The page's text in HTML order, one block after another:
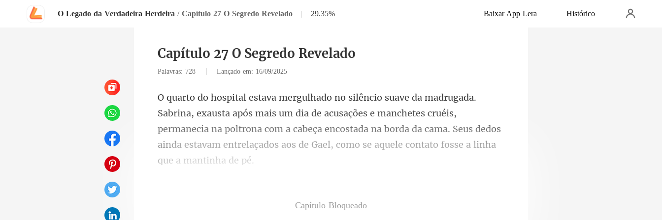
O Legado da Verdadeira Herdeira / Capítulo 27 O Segredo Revelado | 29.35% Baixar App Lera Histórico
Capítulo 27 O Segredo Revelado
Palavras: 728 | Lançado em: 16/09/2025
a de acusações e manchetes cruéis,
permanecia na poltrona com a cabeça encostada na borda da cama. Seus
—— Capítulo Bloqueado ——